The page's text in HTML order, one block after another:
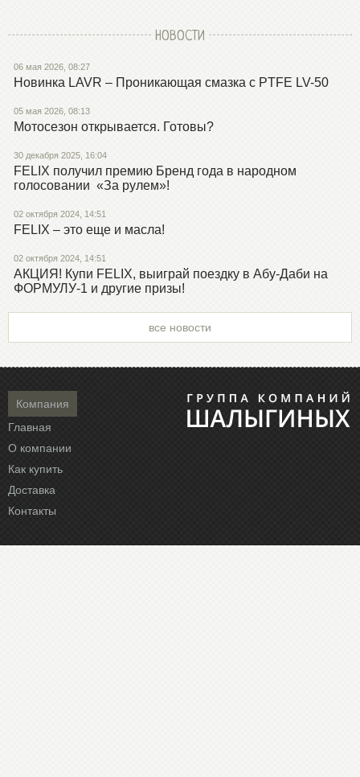
НОВОСТИ
06 мая 2026, 08:27
Новинка LAVR – Проникающая смазка с PTFE LV-50
05 мая 2026, 08:13
Мотосезон открывается. Готовы?
30 декабря 2025, 16:04
FELIX получил премию Бренд года в народном
голосовании «За рулем»!
02 октября 2024, 14:51
FELIX – это еще и масла!
02 октября 2024, 14:51
АКЦИЯ! Купи FELIX, выиграй поездку в Абу-Даби на
ФОРМУЛУ-1 и другие призы!
все новости
Компания
Главная
О компании
Как купить
Доставка
Контакты